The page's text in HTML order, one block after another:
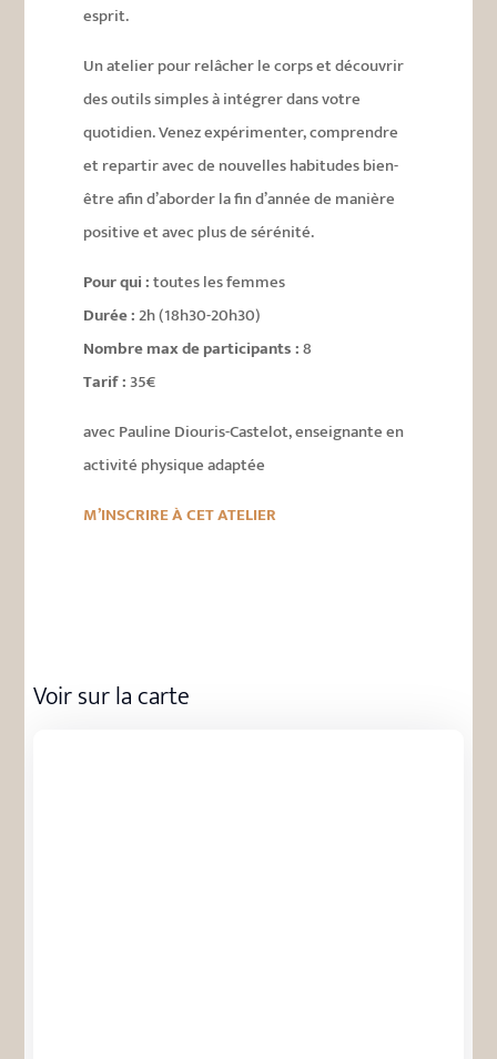
esprit.
Un atelier pour relâcher le corps et découvrir
des outils simples à intégrer dans votre
quotidien. Venez expérimenter, comprendre
et repartir avec de nouvelles habitudes bien-
être afin d’aborder la fin d’année de manière
positive et avec plus de sérénité.
Pour qui :toutes les femmes
Durée :2h (18h30-20h30)
Nombre max de participants :8
Tarif :35€
avec Pauline Diouris-Castelot, enseignante en
activité physique adaptée
M’INSCRIRE À CET ATELIER
Voir sur la carte